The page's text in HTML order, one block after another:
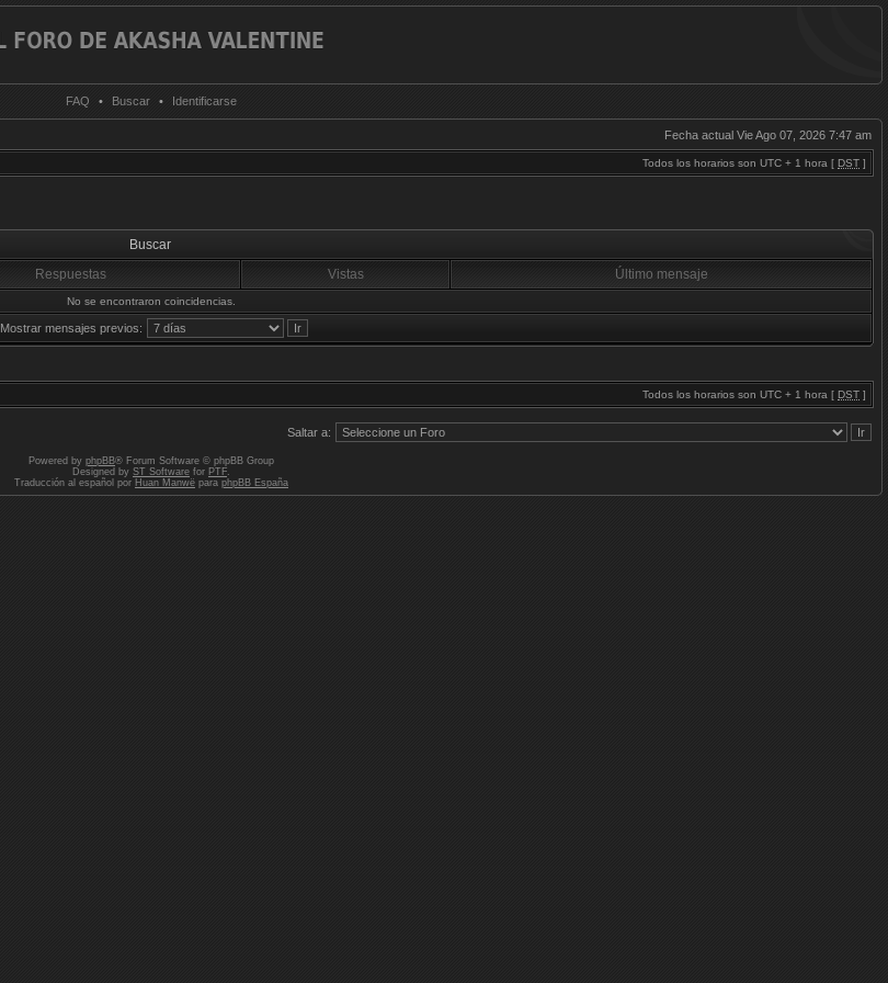
FAQ • Buscar • Identificarse
Fecha actual Vie Ago 07, 2026 7:47 am
Todos los horarios son UTC + 1 hora [ DST ]
Buscar
Respuestas Vistas Último mensaje
No se encontraron coincidencias.
Mostrar mensajes previos:
Todos los horarios son UTC + 1 hora [ DST ]
Saltar a:
Powered by phpBB® Forum Software © phpBB Group
Designed by ST Software for PTF.
Traducción al español por Huan Manwë para phpBB España